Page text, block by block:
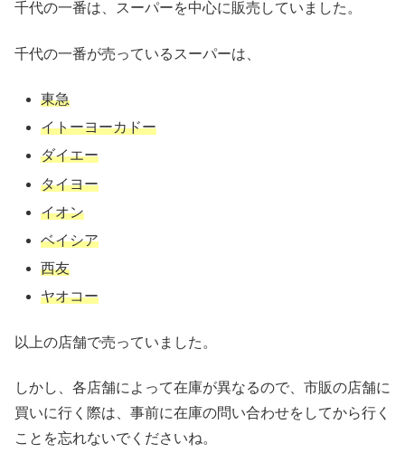
千代の一番は、スーパーを中心に販売していました。
千代の一番が売っているスーパーは、
東急
イトーヨーカドー
ダイエー
タイヨー
イオン
ベイシア
西友
ヤオコー
以上の店舗で売っていました。
しかし、各店舗によって在庫が異なるので、市販の店舗に
買いに行く際は、事前に在庫の問い合わせをしてから行く
ことを忘れないでくださいね。